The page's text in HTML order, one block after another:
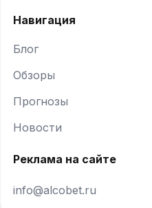
Навигация
Блог
Обзоры
Прогнозы
Новости
Реклама на сайте
info@alcobet.ru